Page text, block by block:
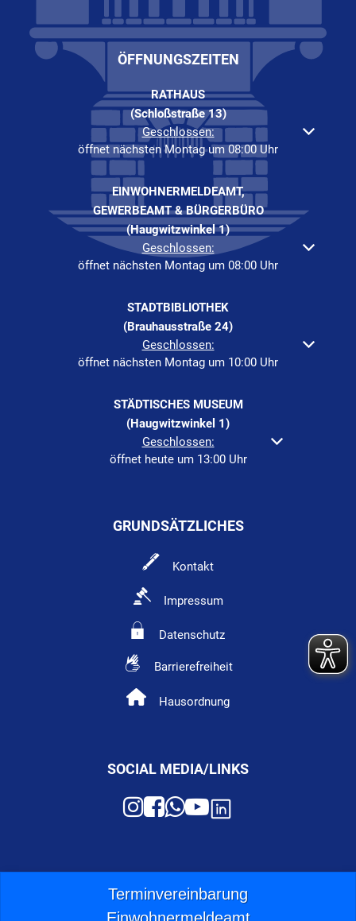
ÖFFNUNGSZEITEN
RATHAUS
(Schloßstraße 13)
Klicken, um weitere Öffnungs- oder Schließzeiten
Geschlossen:
öffnet nächsten Montag um 08:00 Uhr
EINWOHNERMELDEAMT,
GEWERBEAMT & BÜRGERBÜRO
(Haugwitzwinkel 1)
Klicken, um weitere Öffnungs- oder Schließzeiten
Geschlossen:
öffnet nächsten Montag um 08:00 Uhr
STADTBIBLIOTHEK
(Brauhausstraße 24)
Klicken, um weitere Öffnungs- oder Schließzeiten
Geschlossen:
öffnet nächsten Montag um 10:00 Uhr
STÄDTISCHES MUSEUM
(Haugwitzwinkel 1)
Klicken, um weitere Öffnungs- oder Schließzeiten
Geschlossen:
öffnet heute um 13:00 Uhr
GRUNDSÄTZLICHES
Kontakt
Impressum
Datenschutz
Barrierefreiheit
Hausordnung
SOCIAL MEDIA/LINKS
Terminvereinbarung